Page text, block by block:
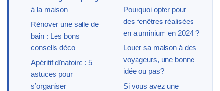
à la maison
Rénover une salle de
bain : Les bons
conseils déco
Apéritif dînatoire : 5
astuces pour
s’organiser
Pourquoi opter pour
des fenêtres réalisées
en aluminium en 2024 ?
Louer sa maison à des
voyageurs, une bonne
idée ou pas?
Si vous avez une